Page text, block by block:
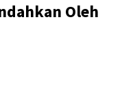
Oleh